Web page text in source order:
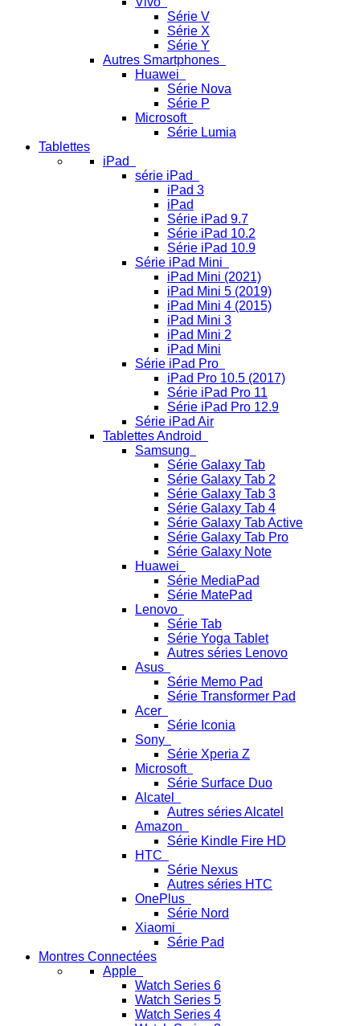
Série V
Série X
Série Y
Autres Smartphones
Huawei
Série Nova
Série P
Microsoft
Série Lumia
Tablettes
iPad
série iPad
iPad 3
iPad
Série iPad 9.7
Série iPad 10.2
Série iPad 10.9
Série iPad Mini
iPad Mini (2021)
iPad Mini 5 (2019)
iPad Mini 4 (2015)
iPad Mini 3
iPad Mini 2
iPad Mini
Série iPad Pro
iPad Pro 10.5 (2017)
Série iPad Pro 11
Série iPad Pro 12.9
Série iPad Air
Tablettes Android
Samsung
Série Galaxy Tab
Série Galaxy Tab 2
Série Galaxy Tab 3
Série Galaxy Tab 4
Série Galaxy Tab Active
Série Galaxy Tab Pro
Série Galaxy Note
Huawei
Série MediaPad
Série MatePad
Lenovo
Série Tab
Série Yoga Tablet
Autres séries Lenovo
Asus
Série Memo Pad
Série Transformer Pad
Acer
Série Iconia
Sony
Série Xperia Z
Microsoft
Série Surface Duo
Alcatel
Autres séries Alcatel
Amazon
Série Kindle Fire HD
HTC
Série Nexus
Autres séries HTC
OnePlus
Série Nord
Xiaomi
Série Pad
Montres Connectées
Apple
Watch Series 6
Watch Series 5
Watch Series 4